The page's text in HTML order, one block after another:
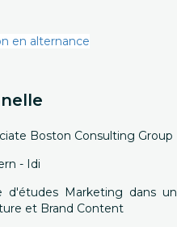
en alternance
Boston Consulting Group
- Idi
d'études Marketing dans
et Brand Content